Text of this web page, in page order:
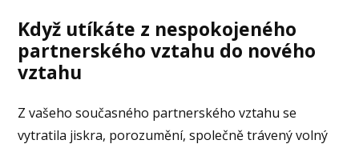
Když utíkáte z nespokojeného
partnerského vztahu do nového
vztahu
Z vašeho současného partnerského vztahu se
vytratila jiskra, porozumění, společně trávený volný